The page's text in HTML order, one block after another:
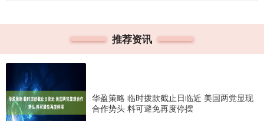
推荐资讯
华盈策略 临时拨款截止日临近 美国两党显现
合作势头 料可避免再度停摆